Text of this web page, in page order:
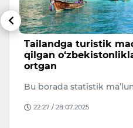
Tailandga turistik
qilgan
ortgan
Bu borada statistik
22:27 / 28.07.2025